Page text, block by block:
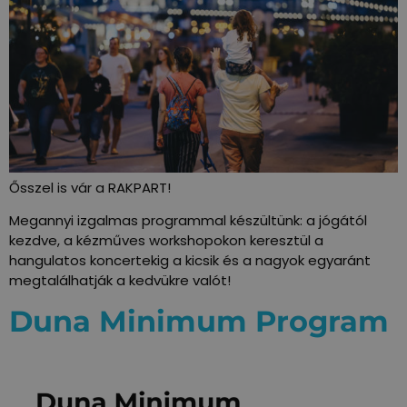
Ősszel is vár a RAKPART!
Megannyi izgalmas programmal készültünk: a jógától
kezdve, a kézműves workshopokon keresztül a
hangulatos koncertekig a kicsik és a nagyok egyaránt
megtalálhatják a kedvükre valót!
Duna Minimum Program